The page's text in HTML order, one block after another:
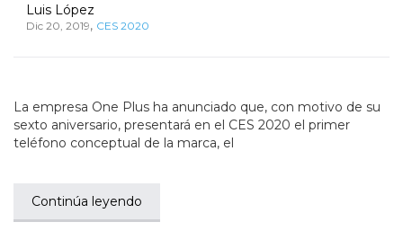
Luis López
Dic 20, 2019, CES 2020
La empresa One Plus ha anunciado que, con motivo de su
sexto aniversario, presentará en el CES 2020 el primer
teléfono conceptual de la marca, el
Continúa leyendo